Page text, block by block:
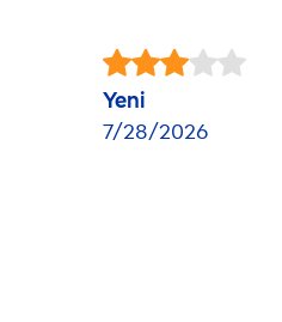
Yeni
7/28/2026